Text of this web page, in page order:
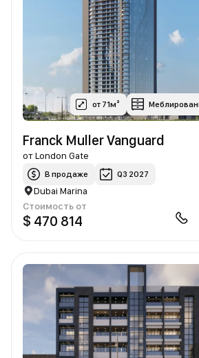
от 71м²
Franck Muller Vanguard
отLondon Gate
В продаже Q3 2027
Dubai Marina
Стоимость от
$ 470 814